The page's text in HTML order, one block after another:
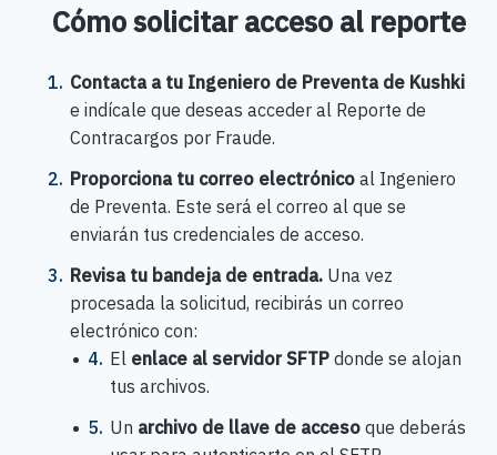
Cómo solicitar acceso al reporte
Contacta a tu Ingeniero de Preventa de Kushki
e indícale que deseas acceder al Reporte de
Contracargos por Fraude.
Proporciona tu correo electrónicoal Ingeniero
de Preventa. Este será el correo al que se
enviarán tus credenciales de acceso.
Revisa tu bandeja de entrada.Una vez
procesada la solicitud, recibirás un correo
electrónico con:
El enlace al servidor SFTPdonde se alojan
tus archivos.
Un archivo de llave de accesoque deberás